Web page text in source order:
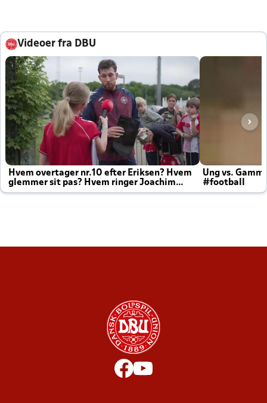
Videoer fra DBU
Hvem overtager nr.10 efter Eriksen? Hvem
glemmer sit pas? Hvem ringer Joachim
altid til efter kampe?
Ung vs.
#football